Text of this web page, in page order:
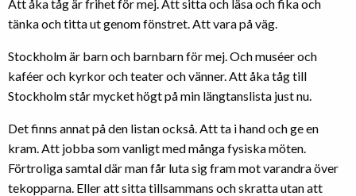
Att åka tåg är frihet för mej. Att sitta och läsa och fika och
tänka och titta ut genom fönstret. Att vara på väg.
Stockholm är barn och barnbarn för mej. Och muséer och
kaféer och kyrkor och teater och vänner. Att åka tåg till
Stockholm står mycket högt på min längtanslista just nu.
Det finns annat på den listan också. Att ta i hand och ge en
kram. Att jobba som vanligt med många fysiska möten.
Förtroliga samtal där man får luta sig fram mot varandra över
tekopparna. Eller att sitta tillsammans och skratta utan att